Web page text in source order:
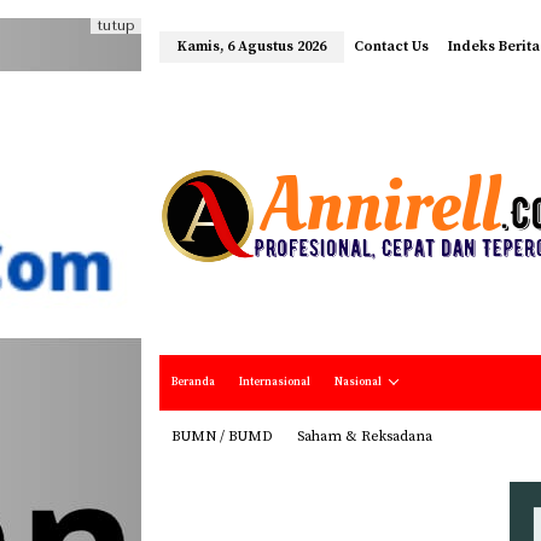
Kamis, 6 Agustus 2026 Contact Us Indeks Berita
Beranda Internasional Nasional
BUMN / BUMD Saham & Reksadana
tutup